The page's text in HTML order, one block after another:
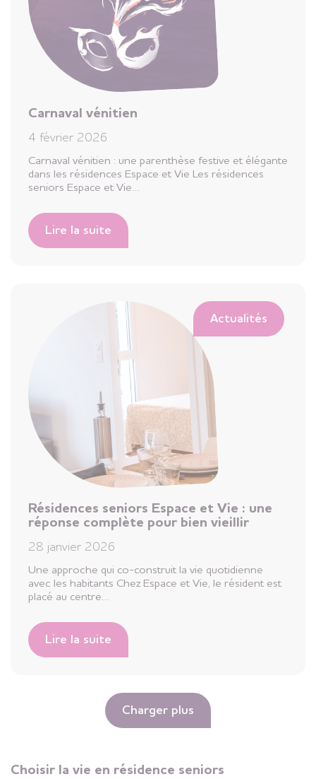
Carnaval vénitien
4 février 2026
Carnaval vénitien : une parenthèse festive et élégante
dans les résidences Espace et Vie Les résidences
seniors Espace et Vie…
Lire la suite
Actualités
Résidences seniors Espace et Vie : une
réponse complète pour bien vieillir
28 janvier 2026
Une approche qui co-construit la vie quotidienne
avec les habitants Chez Espace et Vie, le résident est
placé au centre…
Lire la suite
Charger plus
Choisir la vie en résidence seniors